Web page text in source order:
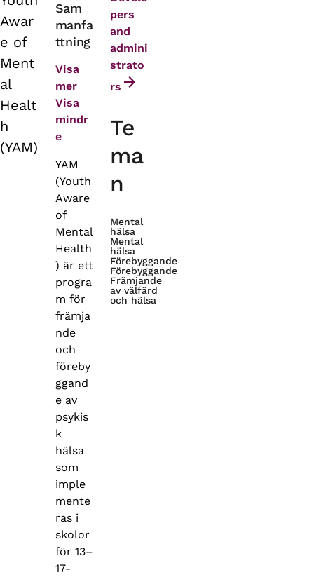
tabs
Awar
e of
Ment
al
Healt
h
(YAM)
Sam
manfa
ttning
Visa
mer
Visa
mindr
e
YAM
(Youth
Aware
of
Mental
Health
) är ett
progra
m för
främja
nde
och
föreby
ggand
e av
psykis
k
hälsa
som
imple
mente
ras i
skolor
för 13–
17-
pers
and
admini
strato
rs
Te
ma
n
Mental
hälsa
Mental
hälsa
Förebyggande
Förebyggande
Främjande
av välfärd
och hälsa